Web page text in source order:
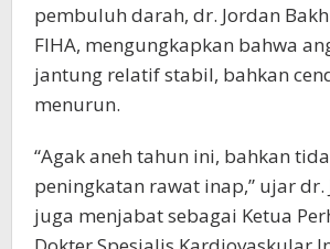
pembuluh darah, dr. Jordan
FIHA, mengungkapkan bahwa
jantung relatif stabil, bahkan
menurun.
“Agak aneh tahun ini, bahkan
peningkatan rawat inap,” ujar dr.
juga menjabat sebagai Ketua